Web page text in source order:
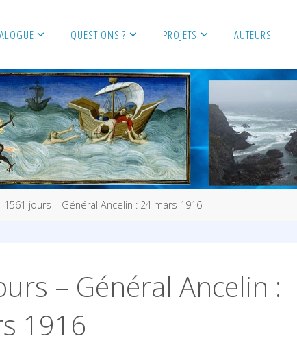
QUESTIONS ? PROJETS AUTEURS
1561 jours – Général Ancelin : 24 mars 1916
– Général Ancelin :
1916